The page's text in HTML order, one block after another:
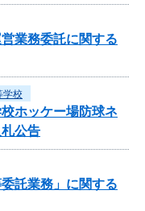
業務委託に関する
学校
ホッケー場防球ネ
公告
託業務」に関する